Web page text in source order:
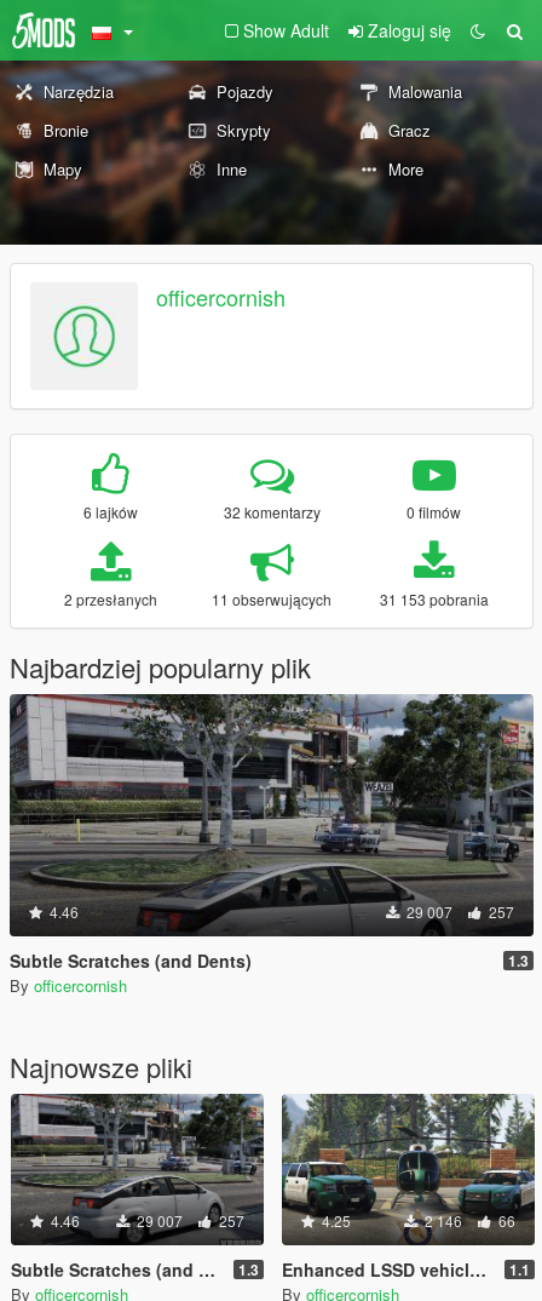
Show Adult Zaloguj się
Narzędzia Pojazdy
Malowania
Bronie
Skrypty
Gracz
Mapy
Inne More
officercornish
6 lajków 32 komentarzy 0 filmów
2 przesłanych 11 obserwujących 31 153 pobrania
Najbardziej popularny plik
4.46 29 007 257
Subtle Scratches (and Dents) 1.3
By officercornish
Najnowsze pliki
4.46 29 007 257
Subtle Scratches (and Dents) 1.3
By officercornish
4.25 2 146 66
Enhanced LSSD vehicles 2015 (+bonus USCG) 1.1
By officercornish